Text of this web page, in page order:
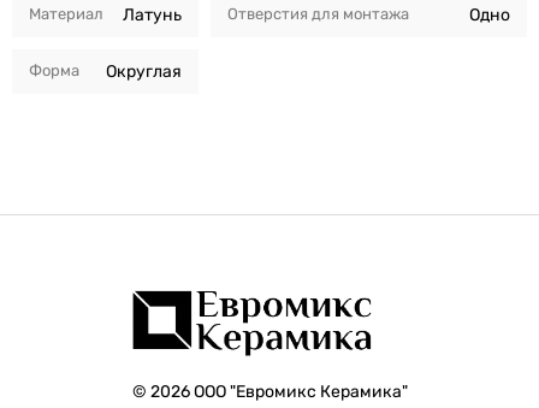
Материал Латунь
Форма Округлая
Отверстия для монтажа Одно
© 2026 ООО "Евромикс Керамика"